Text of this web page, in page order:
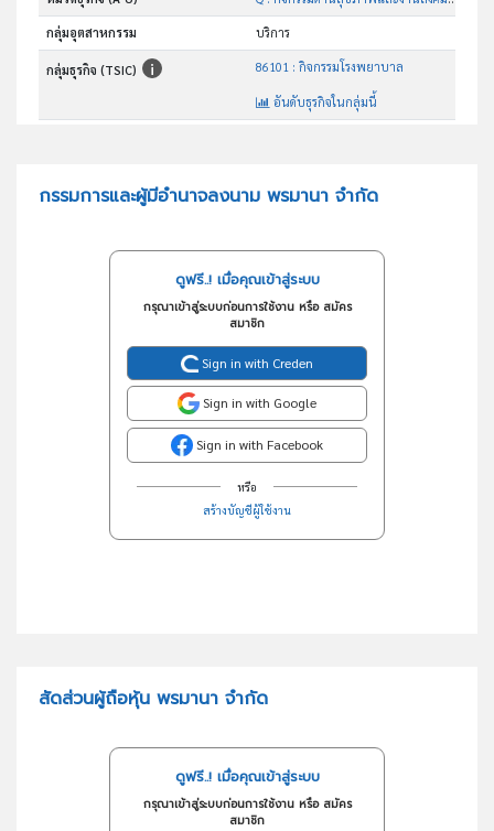
กลุ่มอุตสาหกรรม บริการ
กลุ่มธุรกิจ (TSIC) 86101 : กิจกรรมโรงพยาบาล
อันดับธุรกิจในกลุ่มนี้
กรรมการและผู้มีอำนาจลงนาม พรมานา จำกัด
ดูฟรี..! เมื่อคุณเข้าสู่ระบบ
กรุณาเข้าสู่ระบบก่อนการใช้งาน หรือ สมัคร
สมาชิก
Sign in with Creden
Sign in with Google
Sign in with Facebook
หรือ
สร้างบัญชีผู้ใช้งาน
สัดส่วนผู้ถือหุ้น พรมานา จำกัด
ดูฟรี..! เมื่อคุณเข้าสู่ระบบ
กรุณาเข้าสู่ระบบก่อนการใช้งาน หรือ สมัคร
สมาชิก